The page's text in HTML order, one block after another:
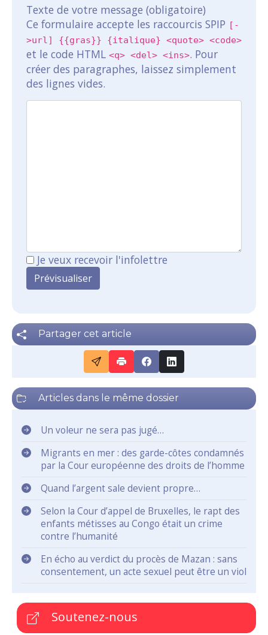
Texte de votre message (obligatoire)
Ce formulaire accepte les raccourcis SPIP [-
>url] {{gras}} {italique} <quote> <code>
et le code HTML <q> <del> <ins>. Pour
créer des paragraphes, laissez simplement
des lignes vides.
Je veux recevoir l'infolettre
Partager cet article
Articles dans le même dossier
Un voleur ne sera pas jugé…
Migrants en mer : des garde-côtes condamnés
par la Cour européenne des droits de l’homme
Quand l’argent sale devient propre…
Selon la Cour d’appel de Bruxelles, le rapt des
enfants métisses au Congo était un crime
contre l’humanité
En écho au verdict du procès de Mazan : sans
consentement, un acte sexuel peut être un viol
Soutenez-nous